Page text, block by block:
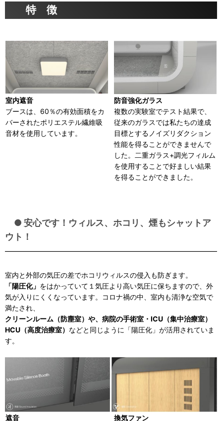
特 徴
室内遮音
ブースは、60％の有効面積をカ
バーされたポリエステル繊維吸
音材を使用しています。
防音強化ガラス
複数の実験室でテスト結果で、
従来のガラスでは私たちの達成
目標とするノイズリダクション
性能を得ることができませんで
した。二重ガラス+調光フィルム
を使用することで好ましい結果
を得ることができました。
● 安心です！ウィルス、ホコリ、煙もシャットア
ウト！
室内と外部の気圧の差でホコリウィルスの侵入も防ぎます。
「陽圧化」 をはかっていて１気圧より高い気圧に保ちますので、外
気が入りにくくなっています。コロナ禍の中、室内も清浄な空気で
満たされ、
クリーンルーム（防塵室）や、病院の手術室・ICU（集中治療室）
HCU（高度治療室） などと同じように「陽圧化」が活用されていま
す。
遮音
換気ファン